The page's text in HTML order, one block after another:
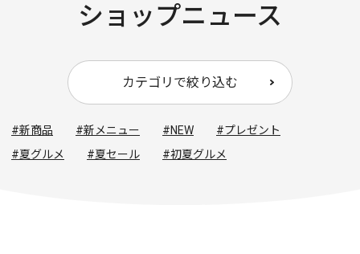
ショップニュース
カテゴリで絞り込む
#新商品 #新メニュー #NEW
#プレゼント
#夏グルメ
#夏セール #初夏グルメ